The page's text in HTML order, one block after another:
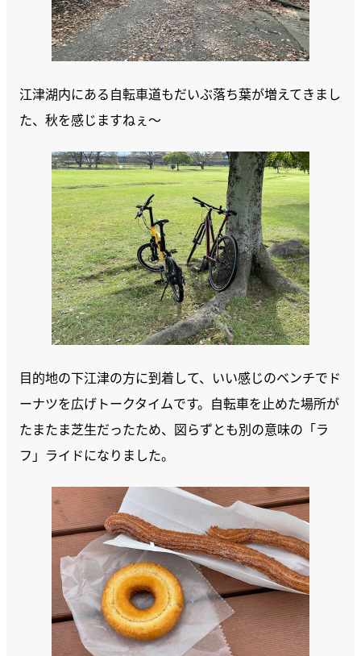
江津湖内にある自転車道もだいぶ落ち葉が増えてきまし
た、秋を感じますねぇ〜
目的地の下江津の方に到着して、いい感じのベンチでド
ーナツを広げトークタイムです。自転車を止めた場所が
たまたま芝生だったため、図らずとも別の意味の「ラ
フ」ライドになりました。